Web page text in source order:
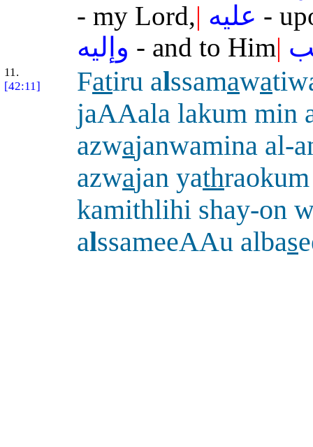
- my Lord,| عليه -
وإليه - and to Him|
11.
[42:11]
Fatiru alssamawa
jaAAala lakum min
azwajanwamina al-
azwajan yath
kamithlihi shay-on
alssameeAAu albas